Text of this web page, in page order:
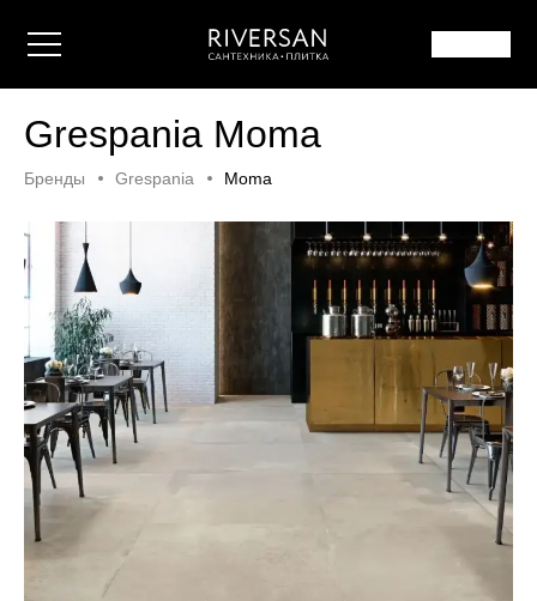
Grespania Moma
Бренды Grespania Moma